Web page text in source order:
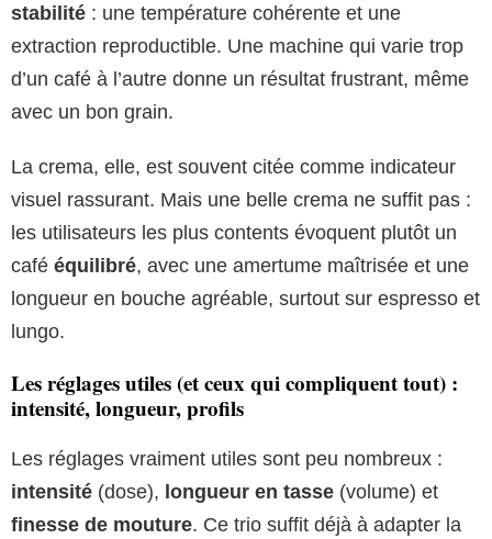
stabilité : une température cohérente et une
extraction reproductible. Une machine qui varie trop
d’un café à l’autre donne un résultat frustrant, même
avec un bon grain.
La crema, elle, est souvent citée comme indicateur
visuel rassurant. Mais une belle crema ne suffit pas :
les utilisateurs les plus contents évoquent plutôt un
café équilibré, avec une amertume maîtrisée et une
longueur en bouche agréable, surtout sur espresso et
lungo.
Les réglages utiles (et ceux qui compliquent tout) :
intensité, longueur, profils
Les réglages vraiment utiles sont peu nombreux :
intensité (dose), longueur en tasse (volume) et
finesse de mouture. Ce trio suffit déjà à adapter la